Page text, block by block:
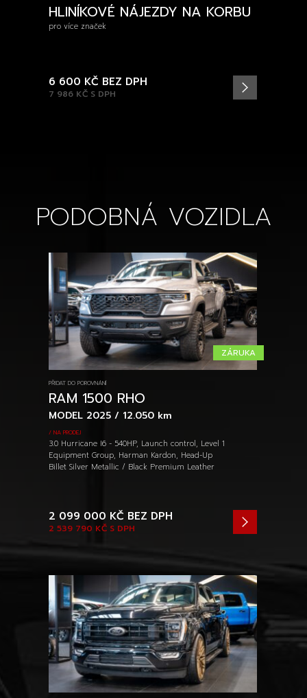
HLINÍKOVÉ NÁJEZDY NA KORBU
pro více značek
7 986 KČ S DPH
6 600 KČ BEZ DPH
PODOBNÁ VOZIDLA
ZÁRUKA
PŘIDAT DO POROVNÁNÍ
RAM 1500 RHO
MODEL 2025 / 12.050 km
/ NA PRODEJ
3.0 Hurricane I6 - 540HP, Launch control, Level 1
Equipment Group, Harman Kardon, Head-Up
Billet Silver Metallic / Black Premium Leather
2 539 790 KČ S DPH
2 099 000 KČ BEZ DPH